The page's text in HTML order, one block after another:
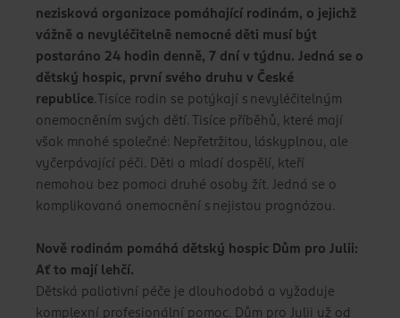
nezisková organizace pomáhající rodinám, o jejichž
vážně a nevyléčitelně nemocné děti musí být
postaráno 24 hodin denně, 7 dní v týdnu. Jedná se o
dětský hospic, první svého druhu v České
republice. Tisíce rodin se potýkají s nevyléčitelným
onemocněním svých dětí. Tisíce příběhů, které mají
však mnohé společné: Nepřetržitou, láskyplnou, ale
vyčerpávající péči. Děti a mladí dospělí, kteří
nemohou bez pomoci druhé osoby žít. Jedná se o
komplikovaná onemocnění s nejistou prognózou.
Nově rodinám pomáhá dětský hospic Dům pro Julii:
Ať to mají lehčí.
Dětská paliativní péče je dlouhodobá a vyžaduje
komplexní profesionální pomoc. Dům pro Julii už od